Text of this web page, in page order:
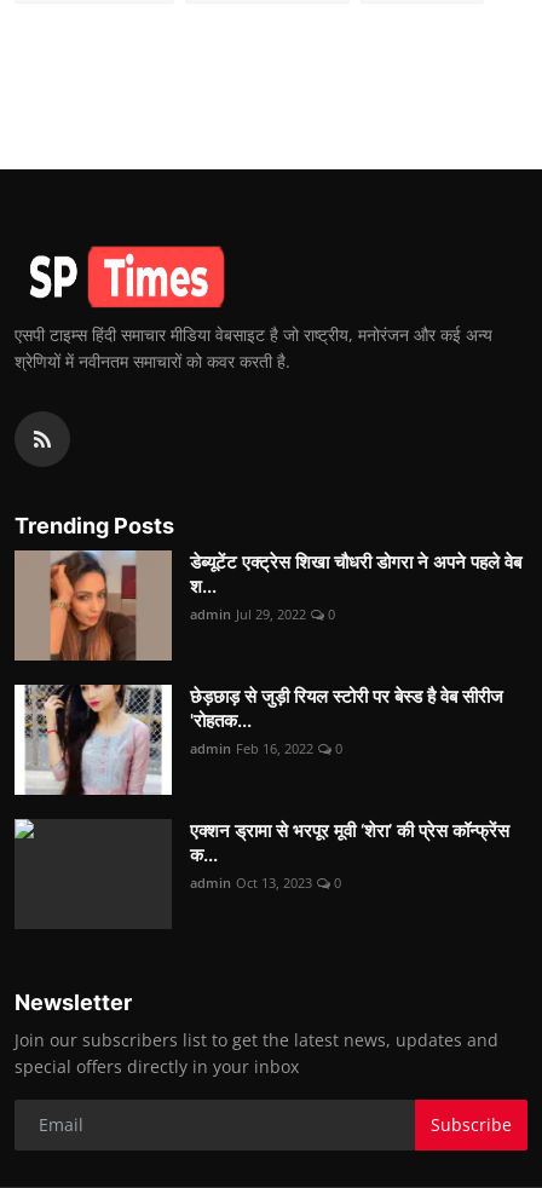
एसपी टाइम्स हिंदी समाचार मीडिया वेबसाइट है जो राष्ट्रीय, मनोरंजन और कई अन्य
श्रेणियों में नवीनतम समाचारों को कवर करती है.
Trending Posts
डेब्यूटेंट एक्ट्रेस शिखा चौधरी डोगरा ने अपने पहले वेब
श...
admin Jul 29, 2022 0
छेड़छाड़ से जुड़ी रियल स्टोरी पर बेस्ड है वेब सीरीज
'रोहतक...
admin Feb 16, 2022 0
एक्शन ड्रामा से भरपूर मूवी ‘शेरा’ की प्रेस कॉन्फ्रेंस
क...
admin Oct 13, 2023 0
Newsletter
Join our subscribers list to get the latest news, updates and
special offers directly in your inbox
Subscribe